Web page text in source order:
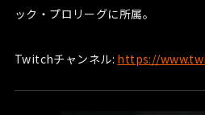
ック・プロリーグに所属。
Twitchチャンネル: https://